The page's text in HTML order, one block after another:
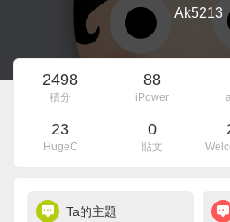
Ak5213
2498
積分
88
iPower
23
HugeC
0
貼文
Ta的主題